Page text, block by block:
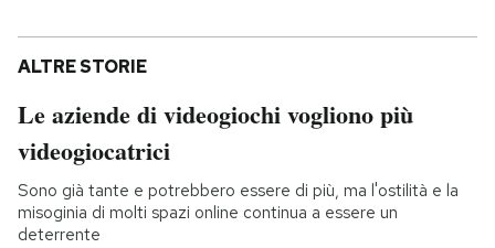
ALTRE STORIE
Le aziende di videogiochi vogliono più
videogiocatrici
Sono già tante e potrebbero essere di più, ma l'ostilità e la
misoginia di molti spazi online continua a essere un
deterrente